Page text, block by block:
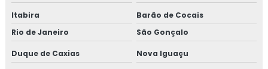
Itabira
Barão de Cocais
Rio de Janeiro
São Gonçalo
Duque de Caxias Nova Iguaçu